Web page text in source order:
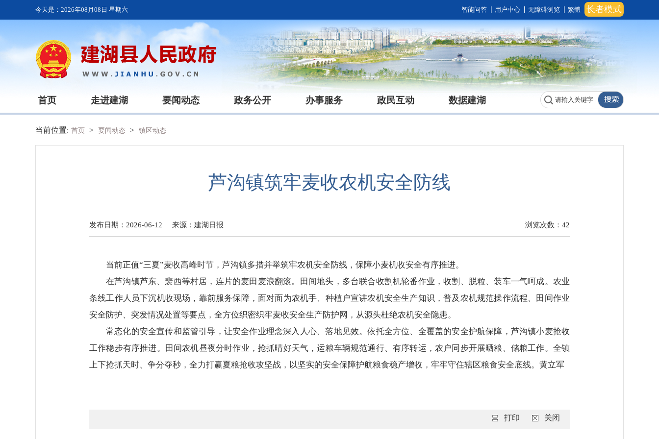
今天是： 2026年08月08日 星期六 长者模式
智能问答 用户中心 无障碍浏览 繁體
首页 走进建湖 要闻动态 政务公开 办事服务 政民互动 数据建湖
当前位置: 首页 > 要闻动态 > 镇区动态
芦沟镇筑牢麦收农机安全防线
发布日期：2026-06-12 来源： 建湖日报 浏览次数： 42
当前正值“三夏”麦收高峰时节，芦沟镇多措并举筑牢农机安全防线，保障小麦机收安全有序推进。
在芦沟镇芦东、裴西等村居，连片的麦田麦浪翻滚。田间地头，多台联合收割机轮番作业，收割、脱粒、装车一气呵成。农业
条线工作人员下沉机收现场，靠前服务保障，面对面为农机手、种植户宣讲农机安全生产知识，普及农机规范操作流程、田间作业
安全防护、突发情况处置等要点，全方位织密织牢麦收安全生产防护网，从源头杜绝农机安全隐患。
常态化的安全宣传和监管引导，让安全作业理念深入人心、落地见效。依托全方位、全覆盖的安全护航保障，芦沟镇小麦抢收
工作稳步有序推进。田间农机昼夜分时作业，抢抓晴好天气，运粮车辆规范通行、有序转运，农户同步开展晒粮、储粮工作。全镇
上下抢抓天时、争分夺秒，全力打赢夏粮抢收攻坚战，以坚实的安全保障护航粮食稳产增收，牢牢守住辖区粮食安全底线。黄立军
打印 关闭